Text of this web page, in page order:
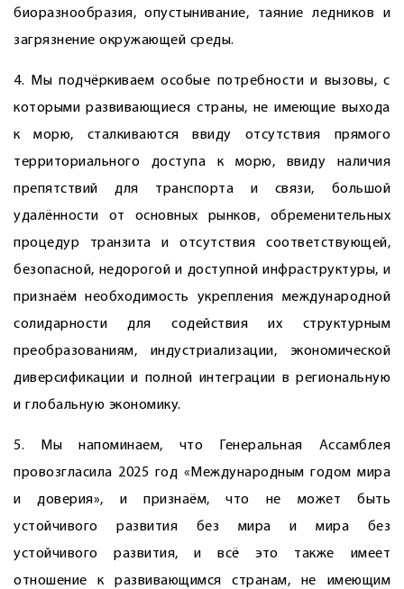
биоразнообразия, опустынивание, таяние ледников и
загрязнение окружающей среды.
4. Мы подчёркиваем особые потребности и вызовы, с
которыми развивающиеся страны, не имеющие выхода
к морю, сталкиваются ввиду отсутствия прямого
территориального доступа к морю, ввиду наличия
препятствий для транспорта и связи, большой
удалённости от основных рынков, обременительных
процедур транзита и отсутствия соответствующей,
безопасной, недорогой и доступной инфраструктуры, и
признаём необходимость укрепления международной
солидарности для содействия их структурным
преобразованиям, индустриализации, экономической
диверсификации и полной интеграции в региональную
и глобальную экономику.
5. Мы напоминаем, что Генеральная Ассамблея
провозгласила 2025 год «Международным годом мира
и доверия», и признаём, что не может быть
устойчивого развития без мира и мира без
устойчивого развития, и всё это также имеет
отношение к развивающимся странам, не имеющим